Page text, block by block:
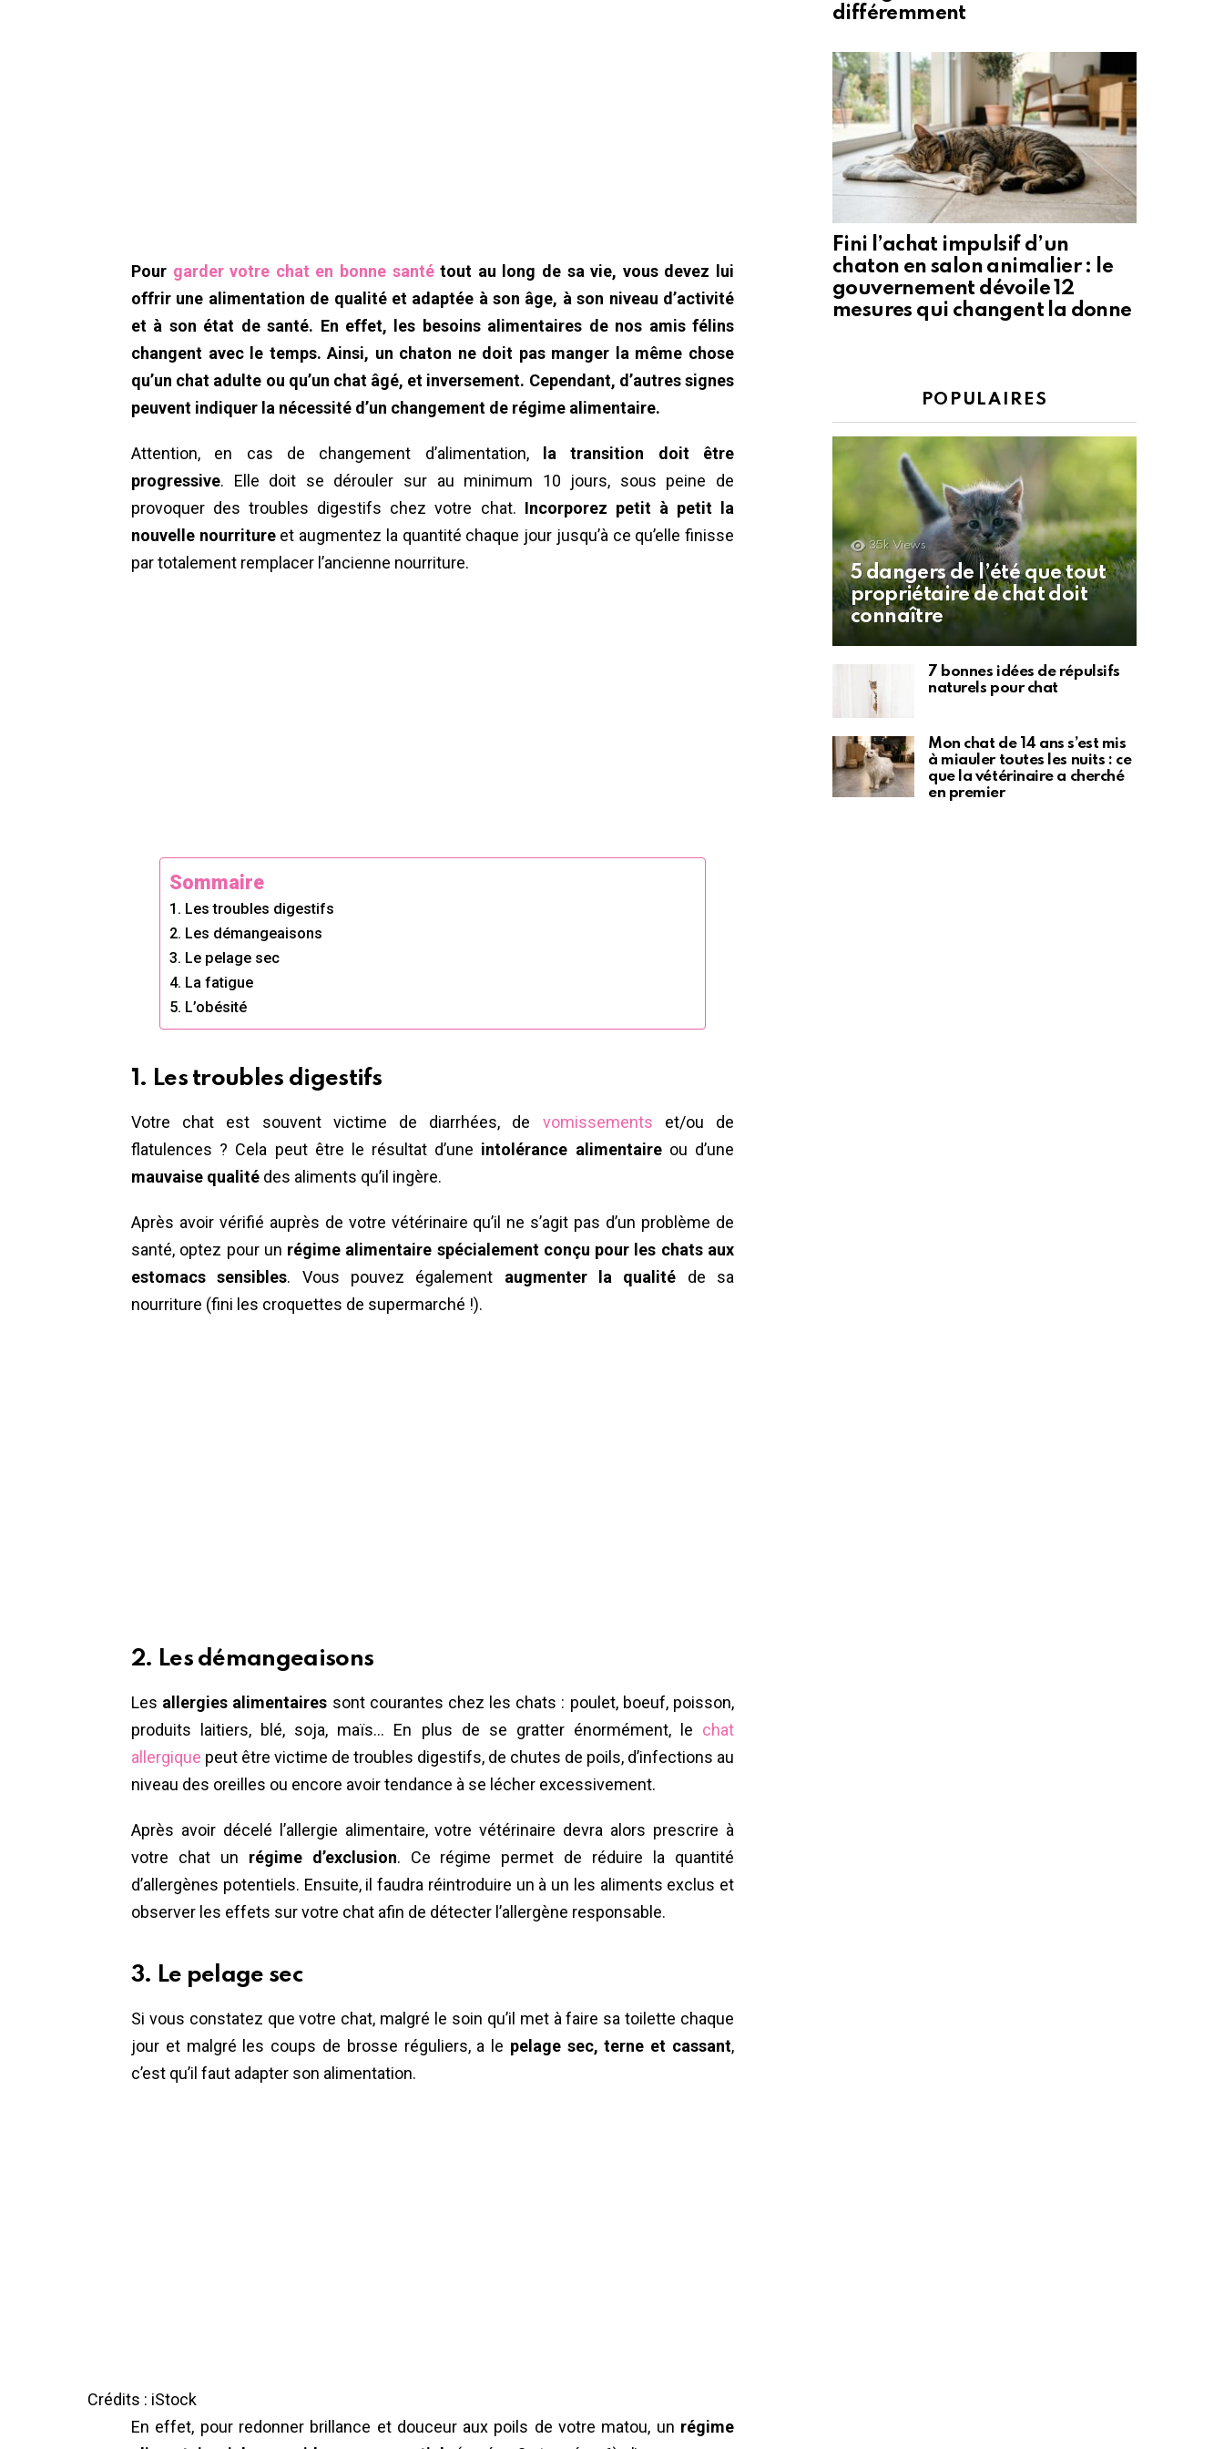
Pour garder votre chat en bonne santétout au long de sa vie, vous devez lui
offrir une alimentation de qualité et adaptée à son âge, à son niveau d’activité
et à son état de santé. En effet, les besoins alimentaires de nos amis félins
changent avec le temps. Ainsi, un chaton ne doit pas manger la même chose
qu’un chat adulte ou qu’un chat âgé, et inversement. Cependant, d’autres signes
peuvent indiquer la nécessité d’un changement de régime alimentaire.
Attention, en cas de changement d’alimentation,
la transition doit être
progressive. Elle doit se dérouler sur au minimum 10 jours, sous peine de
provoquer des troubles digestifs chez votre chat. Incorporez petit à petit la
nouvelle nourritureet augmentez la quantité chaque jour jusqu’à ce qu’elle finisse
par totalement remplacer l’ancienne nourriture.
Sommaire
1. Les troubles digestifs
2. Les démangeaisons
3. Le pelage sec
4. La fatigue
5. L’obésité
1. Les troubles digestifs
Votre chat est souvent victime de diarrhées, de vomissements et/ou de
flatulences ? Cela peut être le résultat d’une intolérance alimentaireou d’une
mauvaise qualité des aliments qu’il ingère.
Après avoir vérifié auprès de votre vétérinaire qu’il ne s’agit pas d’un problème de
santé, optez pour un régime alimentaire spécialement conçu pour les chats aux
estomacs sensibles. Vous pouvez également augmenter la qualité de sa
nourriture (fini les croquettes de supermarché !).
2. Les démangeaisons
Les allergies alimentaires sont courantes chez les chats : poulet, boeuf, poisson,
produits laitiers, blé, soja, maïs… En plus de se gratter énormément, le chat
allergique peut être victime de troubles digestifs, de chutes de poils, d’infections au
niveau des oreilles ou encore avoir tendance à se lécher excessivement.
Après avoir décelé l’allergie alimentaire, votre vétérinaire devra alors prescrire à
votre chat un régime d’exclusion. Ce régime permet de réduire la quantité
d’allergènes potentiels. Ensuite, il faudra réintroduire un à un les aliments exclus et
observer les effets sur votre chat afin de détecter l’allergène responsable.
3. Le pelage sec
Si vous constatez que votre chat, malgré le soin qu’il met à faire sa toilette chaque
jour et malgré les coups de brosse réguliers, a le pelage sec, terne et cassant,
c’est qu’il faut adapter son alimentation.
Crédits : iStock
En effet, pour redonner brillance et douceur aux poils de votre matou, un régime
différemment
Fini l’achat impulsif d’un
chaton en salon animalier : le
gouvernement dévoile 12
mesures qui changent la donne
POPULAIRES
35k Views
5 dangers de l’été que tout
propriétaire de chat doit
connaître
7 bonnes idées de répulsifs
naturels pour chat
Mon chat de 14 ans s’est mis
à miauler toutes les nuits : ce
que la vétérinaire a cherché
en premier